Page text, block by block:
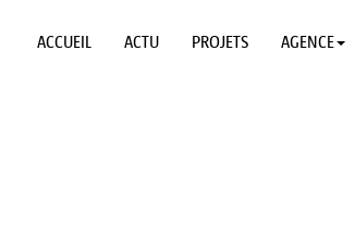
ACCUEIL ACTU PROJETS AGENCE